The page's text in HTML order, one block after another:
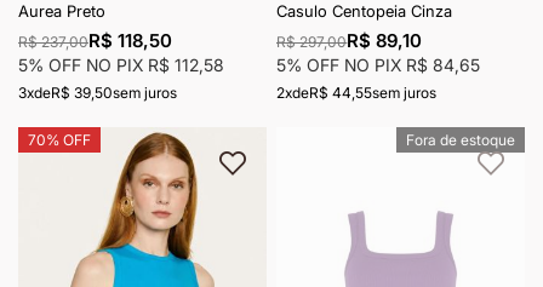
Aurea Preto
R$ 237,00R$ 118,50
5% OFF NO PIX R$ 112,58
3xdeR$ 39,50sem juros
Casulo Centopeia Cinza
R$ 297,00R$ 89,10
5% OFF NO PIX R$ 84,65
2xdeR$ 44,55sem juros
70% OFF
Adicionar à lista de desejos
Fora de estoque